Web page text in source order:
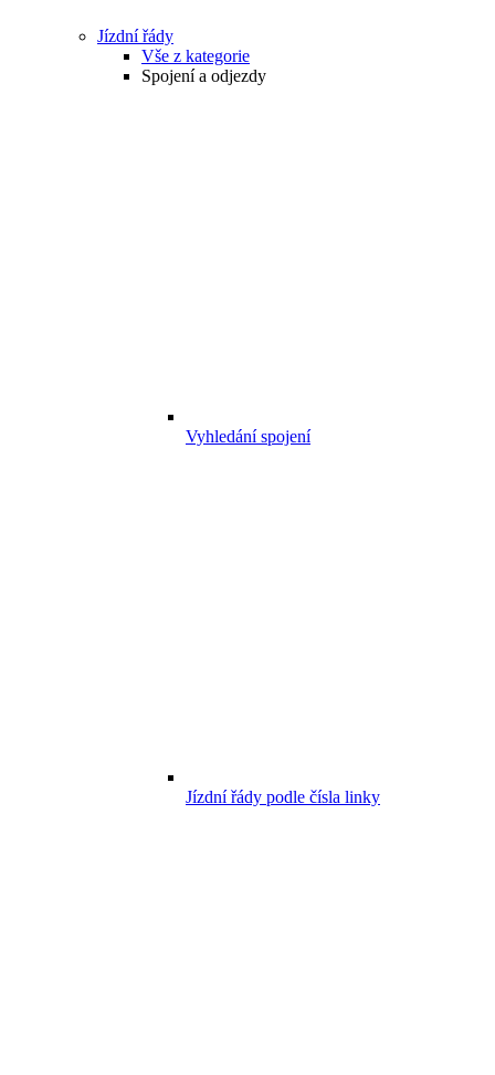
Jízdní řády
Vše z kategorie
Spojení a odjezdy
Vyhledání spojení
Jízdní řády podle čísla linky